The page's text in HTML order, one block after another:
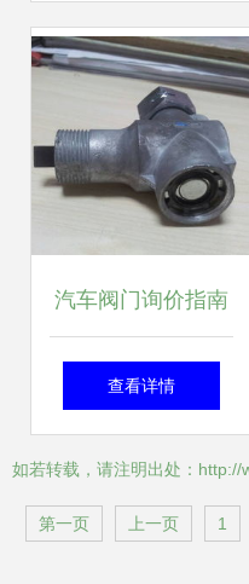
询？
汽车阀门询价指南
天下汽配网平台赋
查看详情
如若转载，请注明出处：
第一页 上一页 1